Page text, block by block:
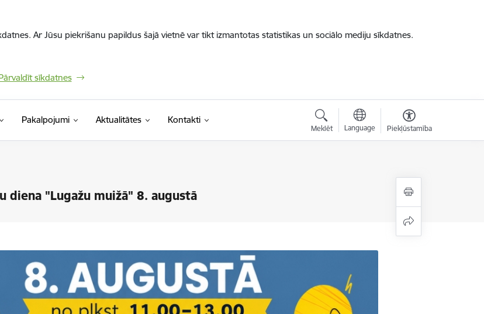
Ar Jūsu piekrišanu papildus šajā vietnē var tikt izmantotas statistikas un sociālo mediju sīkdatnes.
sīkdatnes
Pakalpojumi Aktualitātes Kontakti
Meklēt Language Piekļūstamība
diena "Lugažu muižā" 8. augustā